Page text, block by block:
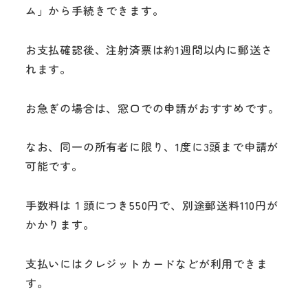
ム」から手続きできます。
お支払確認後、注射済票は約1週間以内に郵送さ
れます。
お急ぎの場合は、窓口での申請がおすすめです。
なお、同一の所有者に限り、1度に3頭まで申請が
可能です。
手数料は１頭につき550円で、別途郵送料110円が
かかります。
支払いにはクレジットカードなどが利用できま
す。